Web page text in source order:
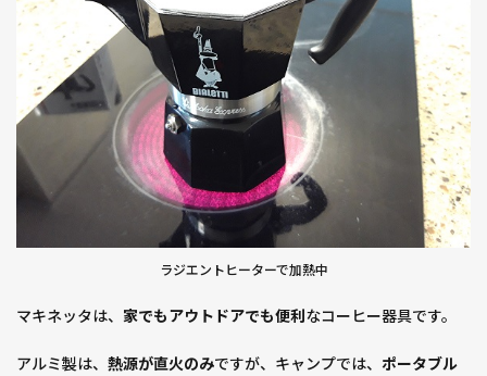
ラジエントヒーターで加熱中
マキネッタは、 家でもアウトドアでも便利なコーヒー器具です。
アルミ製は、 熱源が直火のみですが、キャンプでは、 ポータブル